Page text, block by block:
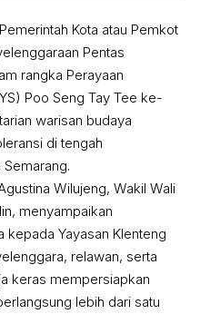
Kota atau Pemkot
Pentas
rangka Perayaan
Poo Seng Tay Tee ke-
warisan budaya
di tengah
Wilujeng, Wakil Wali
menyampaikan
Yayasan Klenteng
relawan, serta
keras mempersiapkan
lebih dari satu